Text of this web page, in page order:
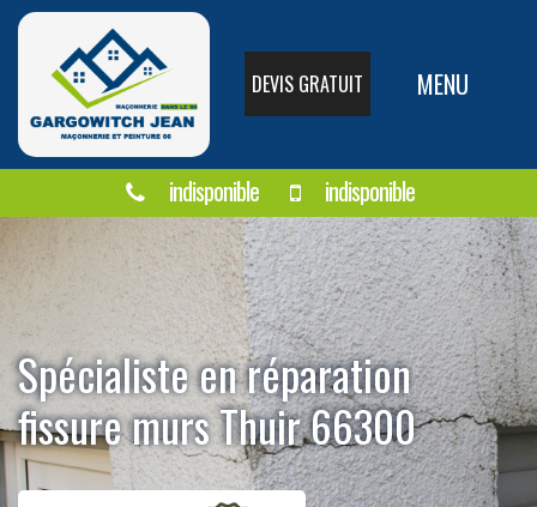
DEVIS GRATUIT MENU
indisponible indisponible
Spécialiste en réparation
fissure murs Thuir 66300